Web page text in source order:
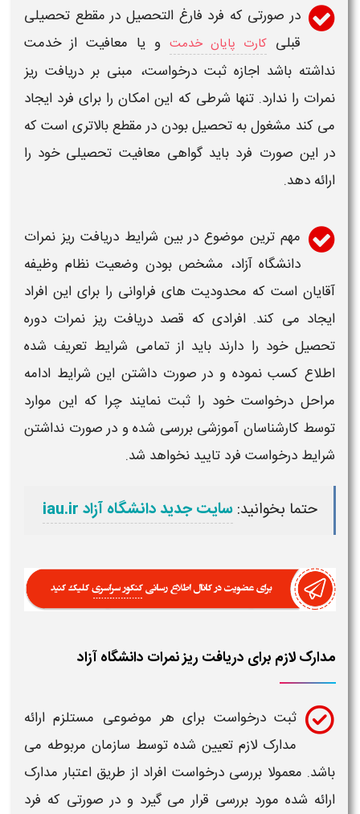
در صورتی که فرد فارغ التحصیل در مقطع تحصیلی
قبلی کارت پایان خدمت و یا معافیت از خدمت
نداشته باشد اجازه ثبت درخواست، مبنی بر دریافت ریز
نمرات را ندارد. تنها شرطی که این امکان را برای فرد ایجاد
می کند مشغول به تحصیل بودن در مقطع بالاتری است که
در این صورت فرد باید گواهی معافیت تحصیلی خود را
ارائه دهد.
مهم ترین موضوع در بین شرایطدریافت ریز نمرات
دانشگاه آزاد، مشخص بودن وضعیت نظام وظیفه
آقایان است که محدودیت های فراوانی را برای این افراد
ایجاد می کند. افرادی که قصد دریافت ریز نمرات دوره
تحصیل خود را دارند باید از تمامی شرایط تعریف شده
اطلاع کسب نموده و در صورت داشتن این شرایط ادامه
مراحل درخواست خود را ثبت نمایند چرا که این موارد
توسط کارشناسان آموزشی بررسی شده و در صورت نداشتن
شرایط درخواست فرد تایید نخواهد شد.
حتما بخوانید:سایت جدید دانشگاه آزاد iau.ir
مدارک لازم برای دریافت ریز نمرات دانشگاه آزاد
ثبت درخواست برای هر موضوعی مستلزم ارائه
مدارک لازم تعیین شده توسط سازمان مربوطه می
باشد. معمولا بررسی درخواست افراد از طریق اعتبار مدارک
ارائه شده مورد بررسی قرار می گیرد و در صورتی که فرد